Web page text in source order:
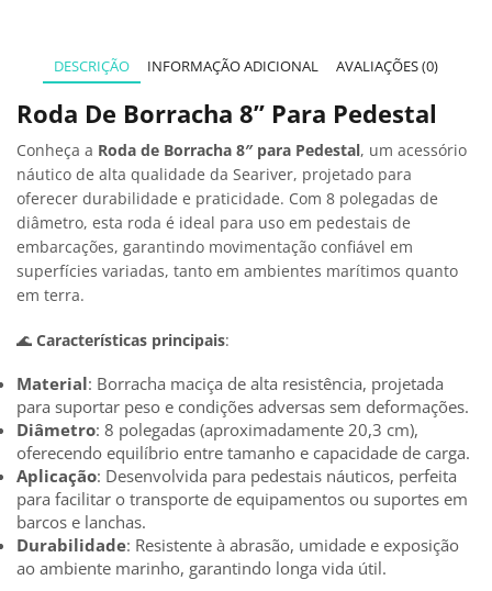
DESCRIÇÃO INFORMAÇÃO ADICIONAL AVALIAÇÕES (0)
Roda De Borracha 8” Para Pedestal
Conheça a Roda de Borracha 8″ para Pedestal, um acessório
náutico de alta qualidade da Seariver, projetado para
oferecer durabilidade e praticidade. Com 8 polegadas de
diâmetro, esta roda é ideal para uso em pedestais de
embarcações, garantindo movimentação confiável em
superfícies variadas, tanto em ambientes marítimos quanto
em terra.
🌊 Características principais:
Material: Borracha maciça de alta resistência, projetada
para suportar peso e condições adversas sem deformações.
Diâmetro: 8 polegadas (aproximadamente 20,3 cm),
oferecendo equilíbrio entre tamanho e capacidade de carga.
Aplicação: Desenvolvida para pedestais náuticos, perfeita
para facilitar o transporte de equipamentos ou suportes em
barcos e lanchas.
Durabilidade: Resistente à abrasão, umidade e exposição
ao ambiente marinho, garantindo longa vida útil.